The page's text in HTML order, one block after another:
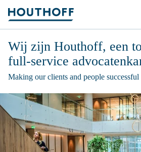
Wij zijn Houthoff, een
full-service
Making our clients and people successful